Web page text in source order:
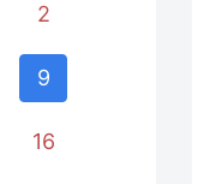
2
9
16